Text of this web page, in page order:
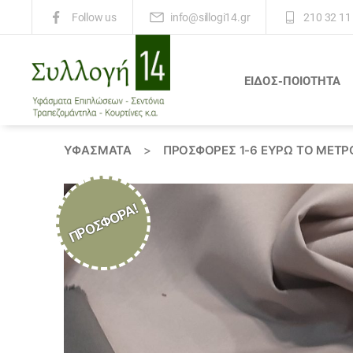
Follow us info@sillogi14.gr 210 32
ΕΙΔΟΣ-ΠΟΙΟΤΗΤΑ
ΥΦΆΣΜΑΤΑ > ΠΡΟΣΦΟΡΕΣ 1-6 ΕΥΡΩ ΤΟ
ΠΡΟΣΦΟΡΆ!